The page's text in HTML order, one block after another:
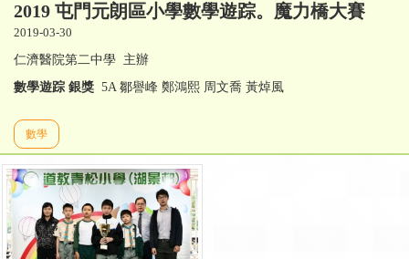
2019 屯門元朗區小學數學遊踪。魔力橋大賽
2019-03-30
仁濟醫院第二中學 主辦
數學遊踪 銀獎 5A 鄒譽峰 鄭鴻熙 周文喬 黃焯風
數學